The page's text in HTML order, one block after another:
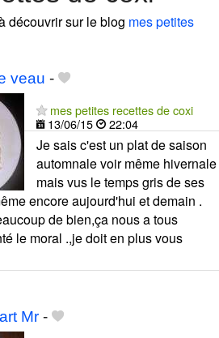
découvrir sur le blog mes petites
veau -
mes petites recettes de coxi
13/06/15
22:04
Je sais c'est un plat de saison
automnale voir même hivernale
mais vus le temps gris de ses
encore aujourd'hui et demain .
de bien,ça nous a tous
le moral .,je doit en plus vous
Mr-